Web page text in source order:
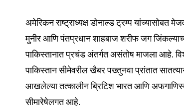
6,300
Fans
अमेरिकन राष्ट्राध्यक्ष डोनाल्ड ट्रम्प
मुनीर आणि पंतप्रधान शाहबाज शरीफ जग
पाकिस्तानात प्रचंड अंतर्गत असंतोष माजला आहे.
पाकिस्तान सीमेवरील खैबर पख्तुनवा प्रांतात
आखलेल्या तत्कालीन ब्रिटिश भारत आणि
सीमारेषेलगत आहे.